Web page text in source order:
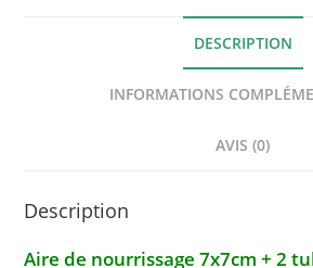
DESCRIPTION
INFORMATIONS
AVIS (0)
Description
Aire de nourrissage 7x7cm + 2